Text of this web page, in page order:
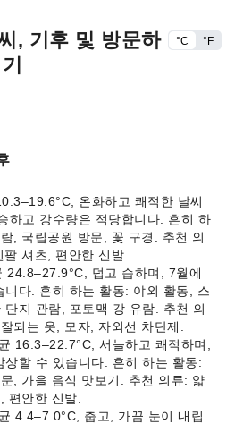
, 기후 및 방문하
°C °F
온화하고 쾌적한 날씨
하고 강수량은 적당합니다. 흔히 하
, 국립공원 방문, 꽃 구경. 추천 의
셔츠, 편안한 신발.
24.8–27.9°C, 덥고 습하며, 7월에
니다. 흔히 하는 활동: 야외 활동, 스
단지 관람, 포토맥 강 유람. 추천 의
되는 옷, 모자, 자외선 차단제.
16.3–22.7°C, 서늘하고 쾌적하며,
상할 수 있습니다. 흔히 하는 활동:
, 가을 음식 맛보기. 추천 의류: 얇
편안한 신발.
4.4–7.0°C, 춥고, 가끔 눈이 내립